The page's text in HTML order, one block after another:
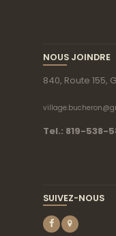
NOUS JOINDRE
840, Route 155,
Tel.: 819-538-
SUIVEZ-NOUS